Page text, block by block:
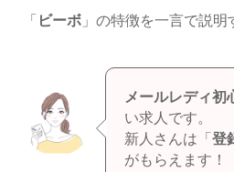
「 ビーボ」の特徴を一言で説明
メールレディ初
い求人です。
新人さんは「 登
がもらえます！